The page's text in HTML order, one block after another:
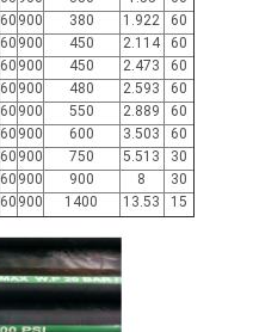
60 900 380 1.922
60
60 900 450 2.114
60
60 900 450 2.473
60
60 900 480 2.593
60
60 900 550 2.889
60
60 900 600 3.503
60
60 900 750 5.513
30
60 900 900 8
30
60 900 1400 13.53 15